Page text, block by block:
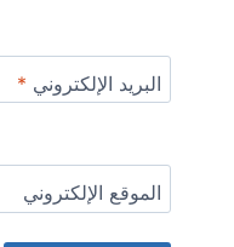
البريد الإلكتروني *
الموقع الإلكتروني